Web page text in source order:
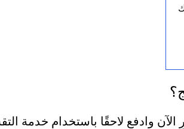
الآن وادفع لاحقًا باستخدام خدمة